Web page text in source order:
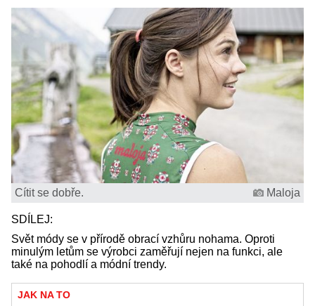
Cítit se dobře. Maloja
SDÍLEJ:
Svět módy se v přírodě obrací vzhůru nohama. Oproti
minulým letům se výrobci zaměřují nejen na funkci, ale
také na pohodlí a módní trendy.
JAK NA TO